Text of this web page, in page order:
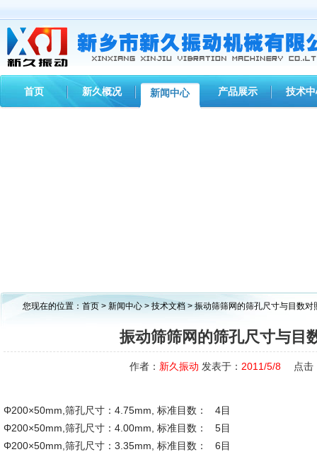
首页 新久概况 新闻中心 产品展示 技术
您现在的位置： 首页 > 新闻中心 > 技术文档 > 振动筛筛网的筛孔尺寸与目数对
振动筛筛网的筛孔尺寸与目
作者： 新久振动 发表于： 2011/5/8 点击
Φ200×50mm,筛孔尺寸：4.75mm, 标准目数： 4目
Φ200×50mm,筛孔尺寸：4.00mm, 标准目数： 5目
Φ200×50mm,筛孔尺寸：3.35mm, 标准目数： 6目